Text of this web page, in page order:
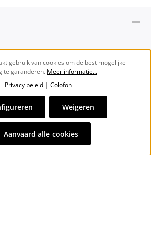
btw plusverzendkosten
indien niet anders vermeld.
gebruik van cookies om de best mogelijke
te garanderen. Meer informatie...
Privacy beleid| Colofon
Weigeren
Aanvaard alle cookies